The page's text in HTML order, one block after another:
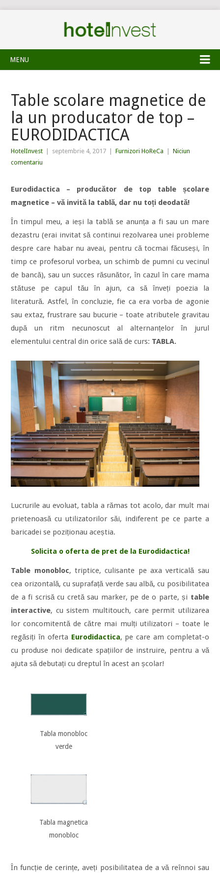
MENU
Table scolare magnetice de
la un producator de top –
EURODIDACTICA
HotelInvest septembrie 4, 2017 Furnizori HoReCa
Niciun
comentariu
Eurodidactica – producător de top table școlare
magnetice – vă invită la tablă, dar nu toți deodată!
În timpul meu, a ieși la tablă se anunța a fi sau un mare
dezastru (erai invitat să continui rezolvarea unei probleme
despre care habar nu aveai, pentru că tocmai făcuseși, în
timp ce profesorul vorbea, un schimb de pumni cu vecinul
de bancă), sau un succes răsunător, în cazul în care mama
stătuse pe capul tău în ajun, ca să înveți poezia la
literatură. Astfel, în concluzie, fie ca era vorba de agonie
sau extaz, frustrare sau bucurie – toate atributele gravitau
după un ritm necunoscut al alternanțelor în jurul
elementului central din orice sală de curs: TABLA.
Lucrurile au evoluat, tabla a rămas tot acolo, dar mult mai
prietenoasă cu utilizatorilor săi, indiferent pe ce parte a
baricadei se poziționau aceștia.
Solicita o oferta de pret de la Eurodidactica!
Table monobloc, triptice, culisante pe axa verticală sau
cea orizontală, cu suprafață verde sau albă, cu posibilitatea
de a fi scrisă cu cretă sau marker, pe de o parte, și table
interactive, cu sistem multitouch, care permit utilizarea
lor concomitentă de către mai mulți utilizatori – toate le
regăsiți în oferta Eurodidactica, pe care am completat-o
cu produse noi dedicate spațiilor de instruire, pentru a vă
ajuta să debutați cu dreptul în acest an școlar!
Tabla monobloc
verde
Tabla magnetica
monobloc
În funcție de cerințe, aveți posibilitatea de a vă reînnoi sau